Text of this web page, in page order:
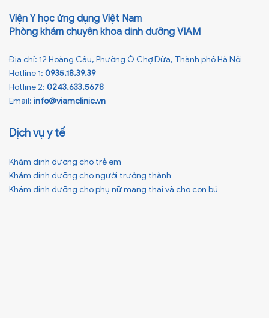
Viện Y học ứng dụng Việt Nam
Phòng khám chuyên khoa dinh dưỡng VIAM
Địa chỉ: 12 Hoàng Cầu, Phường Ô Chợ Dừa, Thành phố Hà Nội
Hotline 1: 0935.18.39.39
Hotline 2: 0243.633.5678
Email: info@viamclinic.vn
Dịch vụ y tế
Khám dinh dưỡng cho trẻ em
Khám dinh dưỡng cho người trưởng thành
Khám dinh dưỡng cho phụ nữ mang thai và cho con bú